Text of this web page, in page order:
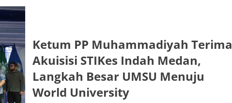
Ketum PP Muhammadiyah Terima
Akuisisi STIKes Indah Medan,
Langkah Besar UMSU Menuju
World University